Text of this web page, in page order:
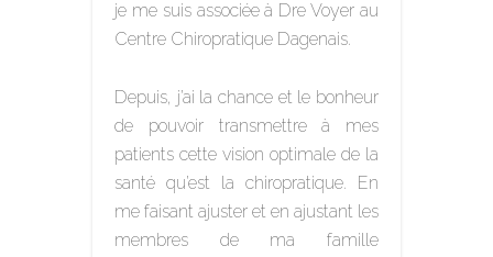
je me suis associée à Dre Voyer au
Centre Chiropratique Dagenais.
Depuis, j’ai la chance et le bonheur
de pouvoir transmettre à mes
patients cette vision optimale de la
santé qu’est la chiropratique. En
me faisant ajuster et en ajustant les
membres de ma famille